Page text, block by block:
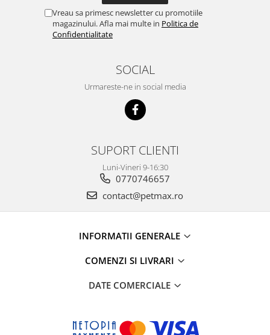
Vreau sa primesc newsletter cu promotiile
magazinului. Afla mai multe in Politica de
Confidentialitate
SOCIAL
Urmareste-ne in social media
SUPORT CLIENTI
Luni-Vineri 9-16:30
0770746657
contact@petmax.ro
INFORMATII GENERALE
COMENZI SI LIVRARI
DATE COMERCIALE